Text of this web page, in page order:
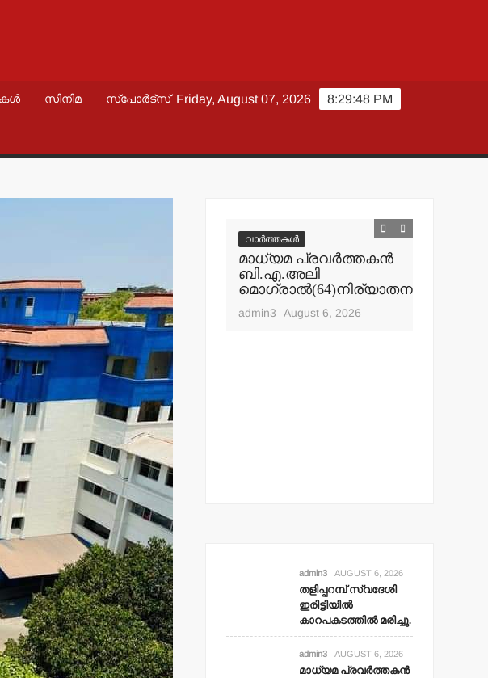
സിനിമ സ്പോർട്സ് 8:29:49 PM
Friday, August 07, 2026
വാർത്തകൾ
തളിപ്പറമ്പ് സ്വദേശി
ഇരിട്ടിയില്‍
കാറപകടത്തില്‍ മരിച്ചു.
August 6, 2026
വാർത്തകൾ
മാധ്യമ പ്രവര്‍ത്തകന്‍
ബി.എ.അലി
മൊഗ്രാല്‍(64)നിര്യാതനായി
admin3 August 6, 2026
admin3 AUGUST 6, 2026
തളിപ്പറമ്പ് സ്വദേശി
ഇരിട്ടിയില്‍
കാറപകടത്തില്‍ മരിച്ചു.
admin3 AUGUST 6, 2026
മാധ്യമ പ്രവര്‍ത്തകന്‍